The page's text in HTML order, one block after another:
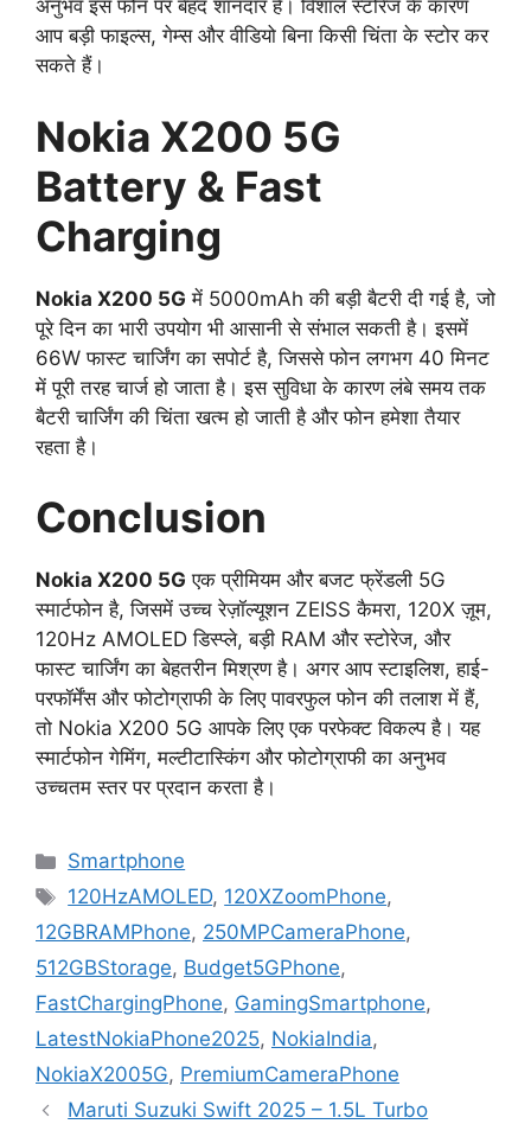
अनुभव इस फोन पर बेहद शानदार है। विशाल स्टोरेज के कारण
आप बड़ी फाइल्स, गेम्स और वीडियो बिना किसी चिंता के स्टोर कर
सकते हैं।
Nokia X200 5G
Battery & Fast
Charging
Nokia X200 5G में 5000mAh की बड़ी बैटरी दी गई है, जो
पूरे दिन का भारी उपयोग भी आसानी से संभाल सकती है। इसमें
66W फास्ट चार्जिंग का सपोर्ट है, जिससे फोन लगभग 40 मिनट
में पूरी तरह चार्ज हो जाता है। इस सुविधा के कारण लंबे समय तक
बैटरी चार्जिंग की चिंता खत्म हो जाती है और फोन हमेशा तैयार
रहता है।
Conclusion
Nokia X200 5G एक प्रीमियम और बजट फ्रेंडली 5G
स्मार्टफोन है, जिसमें उच्च रेज़ॉल्यूशन ZEISS कैमरा, 120X ज़ूम,
120Hz AMOLED डिस्प्ले, बड़ी RAM और स्टोरेज, और
फास्ट चार्जिंग का बेहतरीन मिश्रण है। अगर आप स्टाइलिश, हाई-
परफॉर्मेंस और फोटोग्राफी के लिए पावरफुल फोन की तलाश में हैं,
तो Nokia X200 5G आपके लिए एक परफेक्ट विकल्प है। यह
स्मार्टफोन गेमिंग, मल्टीटास्किंग और फोटोग्राफी का अनुभव
उच्चतम स्तर पर प्रदान करता है।
Categories
Smartphone
Tags
120HzAMOLED, 120XZoomPhone,
12GBRAMPhone, 250MPCameraPhone,
512GBStorage, Budget5GPhone,
FastChargingPhone, GamingSmartphone,
LatestNokiaPhone2025, NokiaIndia,
NokiaX2005G, PremiumCameraPhone
Maruti Suzuki Swift 2025 – 1.5L Turbo